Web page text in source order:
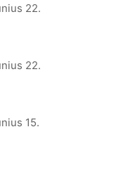
22.
22.
15.